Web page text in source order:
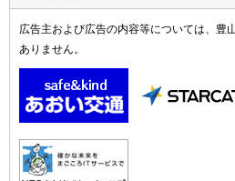
広告主および広告の内容等については、豊
ありません。